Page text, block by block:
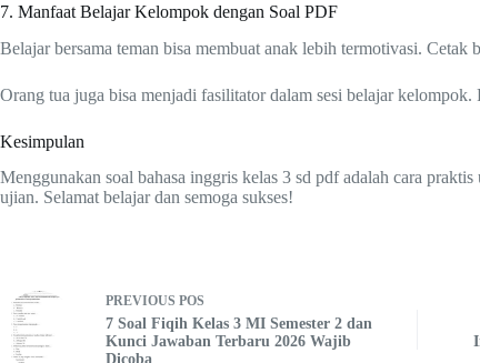
7. Manfaat Belajar Kelompok dengan Soal PDF
Belajar bersama teman bisa membuat anak lebih termotivasi.
Orang tua juga bisa menjadi fasilitator dalam sesi belajar
Kesimpulan
Menggunakan soal bahasa inggris kelas 3 sd pdf adalah cara
ujian. Selamat belajar dan semoga sukses!
PREVIOUS POS
7 Soal Fiqih Kelas 3 MI Semester 2 dan
Kunci Jawaban Terbaru 2026 Wajib
Dicoba